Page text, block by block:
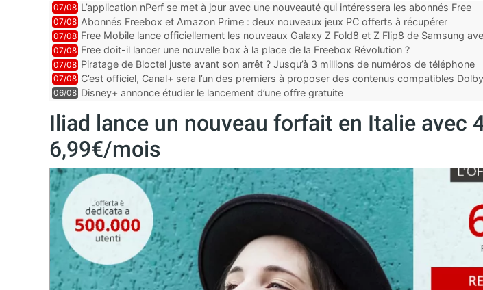
07/08 L’application nPerf se met à jour avec une nouveauté qui intéressera les abonnés Free
Mobile, Orange, SFR ...
07/08 Abonnés Freebox et Amazon Prime : deux nouveaux jeux PC offerts à récupérer
07/08 Free Mobile lance officiellement les nouveaux Galaxy Z Fold8 et Z Flip8 de Samsung
des promos et des cadeaux
07/08 Free doit-il lancer une nouvelle box à la place de la Freebox Révolution ?
07/08 Piratage de Bloctel juste avant son arrêt ? Jusqu’à 3 millions de numéros de téléphone
auraient fuité
07/08 C’est officiel, Canal+ sera l’un des premiers à proposer des contenus compatibles Dolby
Vision 2
06/08 Disney+ annonce étudier le lancement d’une offre gratuite
Iliad lance un nouveau forfait en Italie avec
6,99€/mois